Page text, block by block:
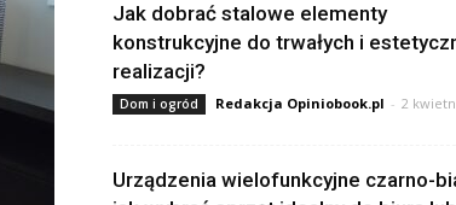
Jak dobrać stalowe elementy
konstrukcyjne do trwałych i
realizacji?
Dom i ogród Redakcja Opiniobook.pl - 2
Urządzenia wielofunkcyjne czarno-